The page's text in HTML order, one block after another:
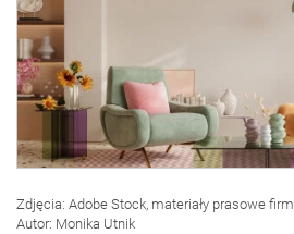
Zdjęcia: Adobe Stock, materiały prasowe firm
Autor: Monika Utnik